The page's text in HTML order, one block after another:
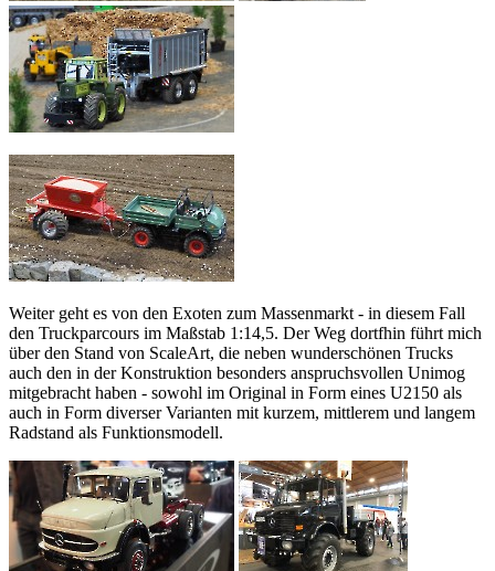
Weiter geht es von den Exoten zum Massenmarkt - in diesem Fall
den Truckparcours im Maßstab 1:14,5. Der Weg dortfhin führt mich
über den Stand von ScaleArt, die neben wunderschönen Trucks
auch den in der Konstruktion besonders anspruchsvollen Unimog
mitgebracht haben - sowohl im Original in Form eines U2150 als
auch in Form diverser Varianten mit kurzem, mittlerem und langem
Radstand als Funktionsmodell.